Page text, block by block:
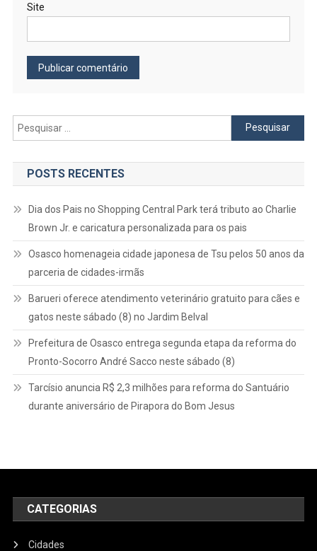
Site
Pesquisar
por:
POSTS RECENTES
Dia dos Pais no Shopping Central Park terá tributo ao Charlie
Brown Jr. e caricatura personalizada para os pais
Osasco homenageia cidade japonesa de Tsu pelos 50 anos da
parceria de cidades-irmãs
Barueri oferece atendimento veterinário gratuito para cães e
gatos neste sábado (8) no Jardim Belval
Prefeitura de Osasco entrega segunda etapa da reforma do
Pronto-Socorro André Sacco neste sábado (8)
Tarcísio anuncia R$ 2,3 milhões para reforma do Santuário
durante aniversário de Pirapora do Bom Jesus
CATEGORIAS
Cidades